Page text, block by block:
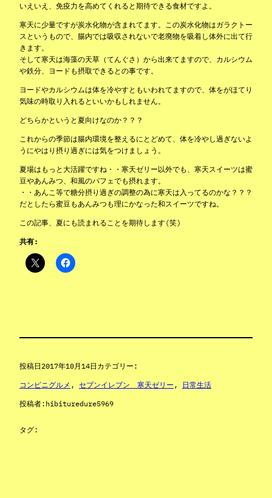
いえいえ、免疫力を高めてくれると期待できる食材ですよ。
寒天に少量ですが炭水化物が含まれてます。この炭水化物はガラクトー
スというもので、腸内では吸収されないで老廃物を吸着し体外に出て行
きます。
そして寒天は海藻の天草（てんぐさ）から出来てますので、カルシウム
や鉄分、ヨードも摂取できるとの事です。
ヨードやカルシウムは体を冷やすともいわれてますので、体をがほてり
気味の時取り入れるといいかもしれません。
どちらかというと夏向けなのか？？？
これからの季節は腸内環境を整えるにとどめて、体を冷やし過ぎないよ
うにやはり摂り過ぎには気をつけましょう。
夏場はもっと大活躍ですね・・寒天ゼリー以外でも、寒天スイーツは蜜
豆やあんみつ、和風のパフェでも摂れます。
・・あんこ等で糖分摂り過ぎの調整の為に寒天は入ってるのかな？？？
だとしたら蜜豆もあんみつも理にかなった和スイーツですね。
この記事、夏にも読まれることを期待します(笑)
共有:
投稿日2017年10月14日 カテゴリー:
コンビニグルメ , セブンイレブン 寒天ゼリー , 日常生活
投稿者: hibituredure5969
タグ: